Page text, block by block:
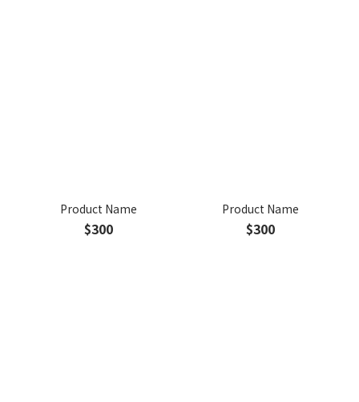
Product Name
$300
Product Name
$300